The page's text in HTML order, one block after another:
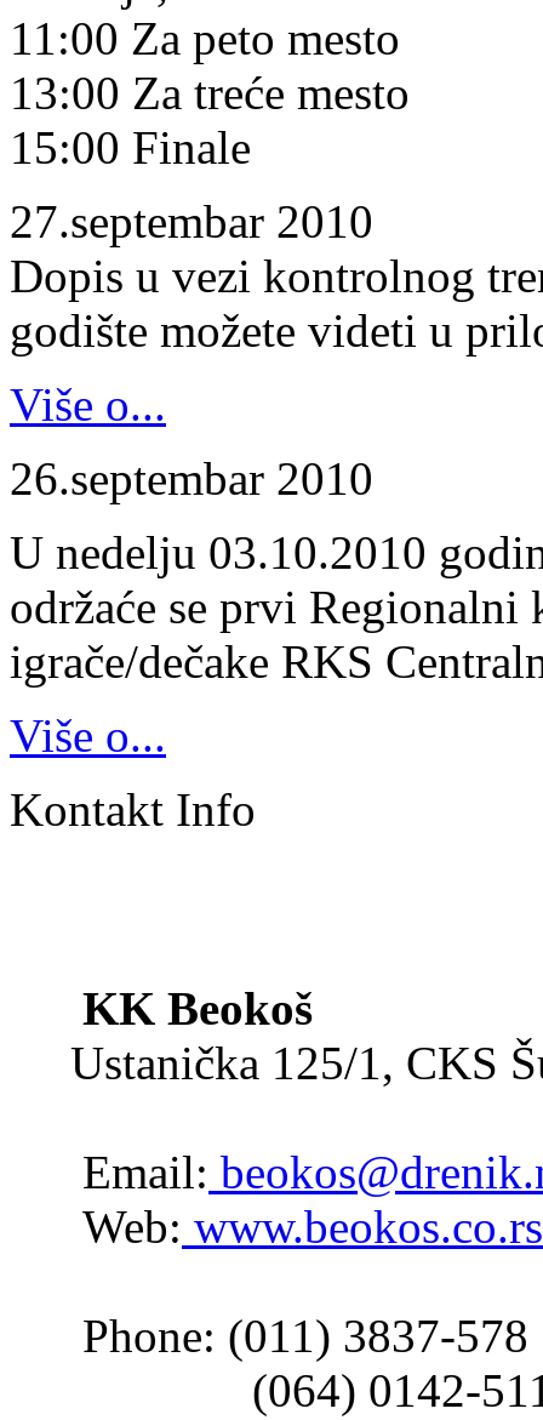
11:00 Za peto mesto
13:00 Za treće mesto
15:00 Finale
27.septembar 2010
Dopis u vezi kontrolnog
godište možete videti u
Više o...
26.septembar 2010
U nedelju 03.10.2010
održaće se prvi
igrače/dečake RKS
Više o...
Kontakt Info
KK Beokoš
Ustanička 125/1, CKS
Email:
Web: www.beokos.co.rs
Phone: (011) 3837-578
(064) 0142-